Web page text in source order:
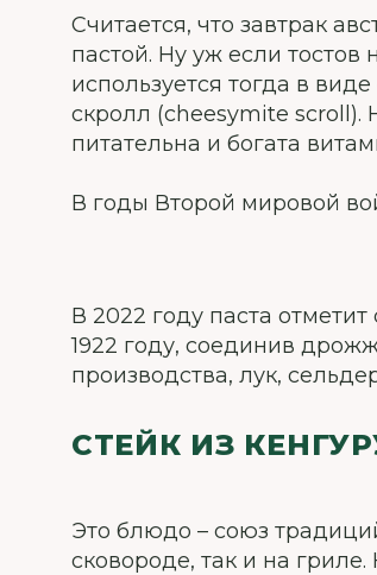
Считается, что завтрак
пастой. Ну уж если
используется тогда в
скролл (сheesymite scroll).
питательна и богата
В годы Второй мировой
В 2022 году паста
1922 году, соединив
производства, лук,
СТЕЙК ИЗ
Это блюдо – союз
сковороде, так и на